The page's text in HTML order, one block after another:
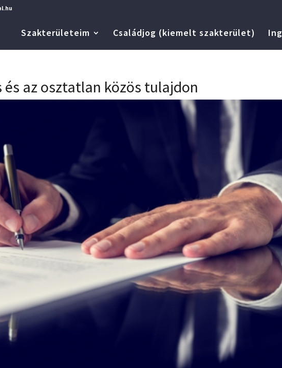
Szakterületeim Családjog (kiemelt szakterület)
az osztatlan közös tulajdon